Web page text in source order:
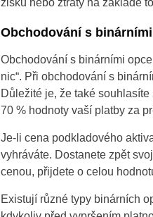
zisku nebo ztráty na základě
Obchodování s
Obchodování s binárními
nic“. Při obchodování s
Důležité je, že také
70 % hodnoty vaší platby za
Je-li cena podkladového
vyhráváte. Dostanete zpět
cenou, přijdete o celou
Existují různé typy binárních